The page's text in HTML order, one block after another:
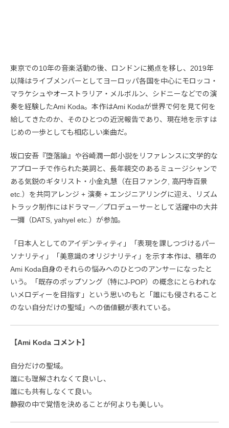
東京での10年の音楽活動の後、ロンドンに拠点を移し、2019年
以降はライブメンバーとしてヨーロッパ各国を中心にモロッコ・
マラケシュやオーストラリア・メルボルン、シドニーなどでの演
奏を経験したAmi Koda。本作はAmi Kodaが世界で何を見て何を
給してきたのか、そのひとつの近況報告であり、現在地を示すは
じめの一歩としても相応しい楽曲だ。
坂口安吾『堕落論』や谷崎潤一郎小説をリファレンスに文学的な
アプローチで作られた英詞と、長年親交のあるミュージシャンで
ある気鋭のギタリスト・小金丸慧（在日ファンク, 高円寺百景
etc.）を共同アレンジ + 演奏 + エンジニアリングに迎え、リズム
トラック制作にはドラマー／プロデューサーとして活躍中の大井
一彌（DATS, yahyel etc.）が参加。
「日本人としてのアイデンティティ」「表現を課しつづけるパー
ソナリティ」「美意識のオリジナリティ」を示す本作は、積年の
Ami Koda自身のそれらの悩みへのひとつのアンサーになったと
いう。「既存のポップソング（特にJ-POP）の概念にとらわれな
いメロディーを目指す」という思いのもと「誰にも侵されること
のない自分だけの聖域」への価値観が表れている。
【Ami Koda コメント】
自分だけの聖域。
誰にも理解されなくて良いし、
誰にも共有しなくて良い。
静寂の中で覚悟を決めることが何よりも美しい。